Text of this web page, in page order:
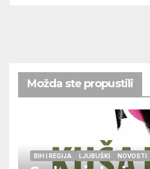
Možda ste propustili
BIH I REGIJA LJUBUŠKI NOVOSTI